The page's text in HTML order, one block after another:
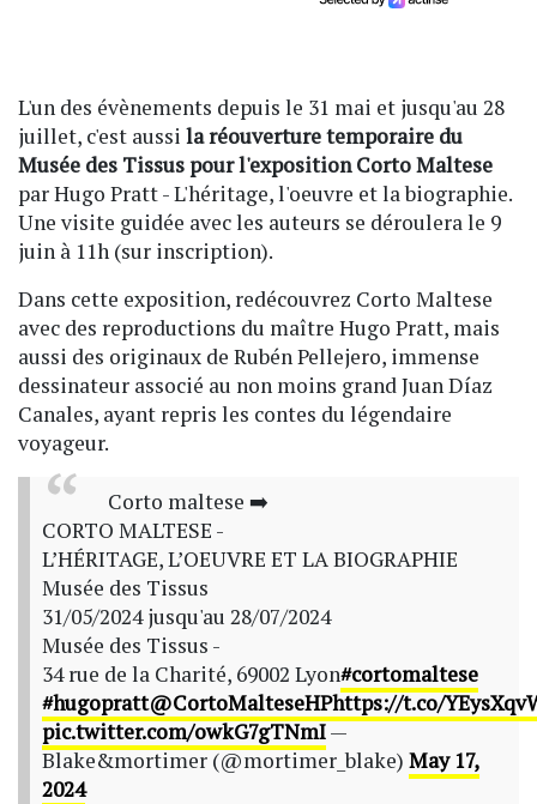
L'un des évènements depuis le 31 mai et jusqu'au 28
juillet, c'est aussi la réouverture temporaire du
Musée des Tissus pour l'exposition Corto Maltese
par Hugo Pratt - L'héritage, l'oeuvre et la biographie.
Une visite guidée avec les auteurs se déroulera le 9
juin à 11h (sur inscription).
Dans cette exposition, redécouvrez Corto Maltese
avec des reproductions du maître Hugo Pratt, mais
aussi des originaux de Rubén Pellejero, immense
dessinateur associé au non moins grand Juan Díaz
Canales, ayant repris les contes du légendaire
voyageur.
Corto maltese ➡️
CORTO MALTESE -
L’HÉRITAGE, L’OEUVRE ET LA BIOGRAPHIE
Musée des Tissus
31/05/2024 jusqu'au 28/07/2024
Musée des Tissus -
34 rue de la Charité, 69002 Lyon#cortomaltese
#hugopratt@CortoMalteseHPhttps://t.co/
pic.twitter.com/owkG7gTNmI—
Blake&mortimer (@mortimer_blake) May 17,
2024